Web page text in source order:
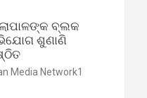
ବ୍ଲକ
ଶୁଣାଣି
Media Network1